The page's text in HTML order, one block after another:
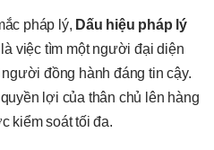
pháp lý, Dấu hiệu pháp lý
việc tìm một người đại diện
đồng hành đáng tin cậy.
lợi của thân chủ lên hàng
kiểm soát tối đa.